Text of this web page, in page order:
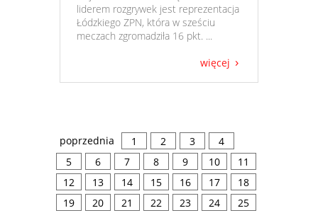
liderem rozgrywek jest reprezentacja
Łódzkiego ZPN, która w sześciu
meczach zgromadziła 16 pkt. ...
więcej
poprzednia 1 2 3
4
5
6 7 8 9 10
11
12
13 14 15 16 17
18
19
20 21 22 23 24
25